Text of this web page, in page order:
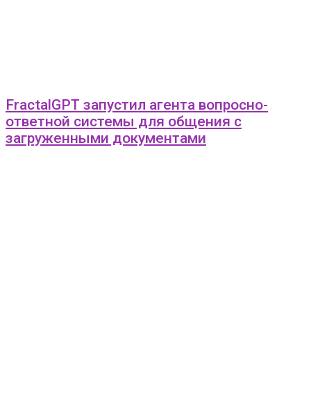
FractalGPT запустил агента вопросно-
ответной системы для общения с
загруженными документами